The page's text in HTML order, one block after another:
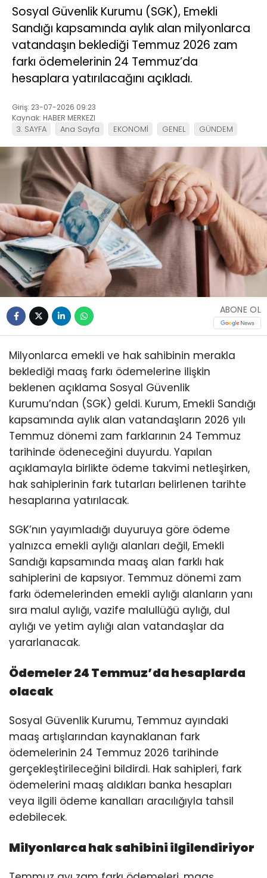
Sosyal Güvenlik Kurumu (SGK), Emekli
Sandığı kapsamında aylık alan milyonlarca
vatandaşın beklediği Temmuz 2026 zam
farkı ödemelerinin 24 Temmuz’da
hesaplara yatırılacağını açıkladı.
Giriş: 23-07-2026 09:23
Kaynak: HABER MERKEZI
3. SAYFA Ana Sayfa EKONOMİ GENEL GÜNDEM
ABONE OL
Milyonlarca emekli ve hak sahibinin merakla
beklediği maaş farkı ödemelerine ilişkin
beklenen açıklama Sosyal Güvenlik
Kurumu’ndan (SGK) geldi. Kurum, Emekli Sandığı
kapsamında aylık alan vatandaşların 2026 yılı
Temmuz dönemi zam farklarının 24 Temmuz
tarihinde ödeneceğini duyurdu. Yapılan
açıklamayla birlikte ödeme takvimi netleşirken,
hak sahiplerinin fark tutarları belirlenen tarihte
hesaplarına yatırılacak.
SGK’nın yayımladığı duyuruya göre ödeme
yalnızca emekli aylığı alanları değil, Emekli
Sandığı kapsamında maaş alan farklı hak
sahiplerini de kapsıyor. Temmuz dönemi zam
farkı ödemelerinden emekli aylığı alanların yanı
sıra malul aylığı, vazife malullüğü aylığı, dul
aylığı ve yetim aylığı alan vatandaşlar da
yararlanacak.
Ödemeler 24 Temmuz’da hesaplarda
olacak
Sosyal Güvenlik Kurumu, Temmuz ayındaki
maaş artışlarından kaynaklanan fark
ödemelerinin 24 Temmuz 2026 tarihinde
gerçekleştirileceğini bildirdi. Hak sahipleri, fark
ödemelerini maaş aldıkları banka hesapları
veya ilgili ödeme kanalları aracılığıyla tahsil
edebilecek.
Milyonlarca hak sahibini ilgilendiriyor